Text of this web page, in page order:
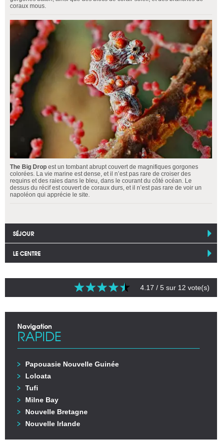
coraux mous.
The Big Drop est un tombant abrupt couvert de magnifiques gorgones
colorées. La vie marine est dense, et il n’est pas rare de croiser des
requins et des raies dans le bleu, dans le courant du côté océan. Le
dessus du récif est couvert de coraux durs, et il n’est pas rare de voir un
napoléon qui apprécie le site.
SÉJOUR
LE CENTRE
4.17 / 5 sur 12 vote(s)
Navigation
RAPIDE
Papouasie Nouvelle Guinée
Loloata
Tufi
Milne Bay
Nouvelle Bretagne
Nouvelle Irlande